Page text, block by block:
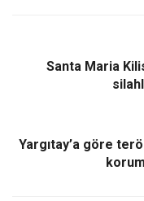
Santa Maria
Yargıtay’a göre